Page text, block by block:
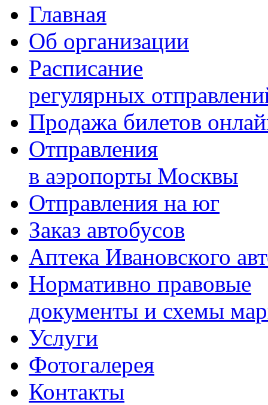
Главная
Об организации
Расписание
регулярных
Продажа билетов
Отправления
в аэропорты Москвы
Отправления на юг
Заказ автобусов
Аптека Ивановского
Нормативно правовые
документы и схемы
Услуги
Фотогалерея
Контакты